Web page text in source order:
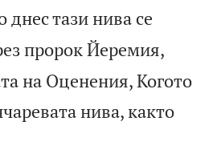
днес тази нива се
пророк Йеремия,
на Оценения, Когото
нива, както